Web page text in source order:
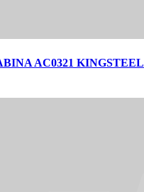
AC0321 KINGSTEEL